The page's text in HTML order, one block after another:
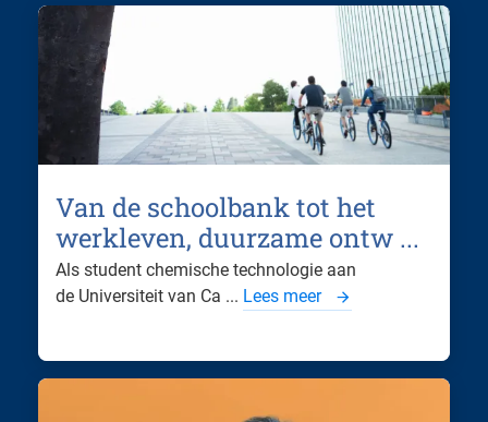
Van de schoolbank tot het
werkleven, duurzame ontw ...
Als student chemische technologie aan
de Universiteit van Ca ... Lees meer